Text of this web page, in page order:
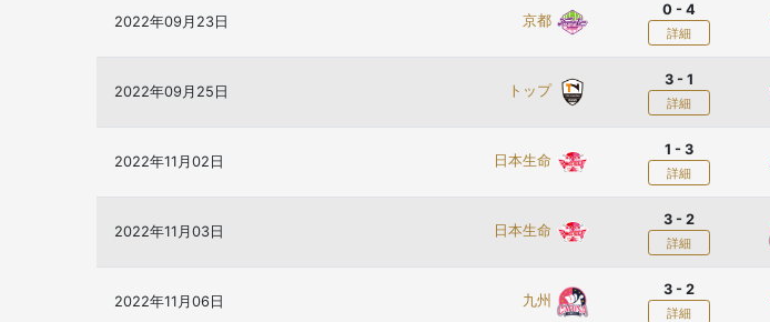
2022年09月23日 京都
0 - 4
詳細
2022年09月25日 トップ
3 - 1
詳細
2022年11月02日 日本生命
1 - 3
詳細
2022年11月03日 日本生命
3 - 2
詳細
2022年11月06日 九州
3 - 2
詳細